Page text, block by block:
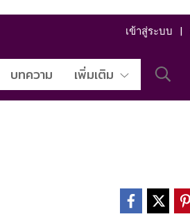
เข้าสู่ระบบ
บทความ เพิ่มเติม